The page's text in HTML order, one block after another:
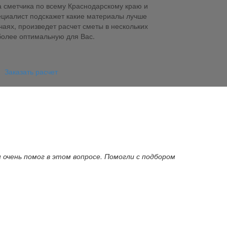
по всему Краснодарскому краю и
подскажет какие материалы лучше
произведет расчет сметы в нескольких
оптимальную для Вас.
Заказать расчет
помог в этом вопросе. Помогли с подбором